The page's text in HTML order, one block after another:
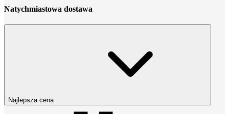
Natychmiastowa dostawa
Najlepsza cena